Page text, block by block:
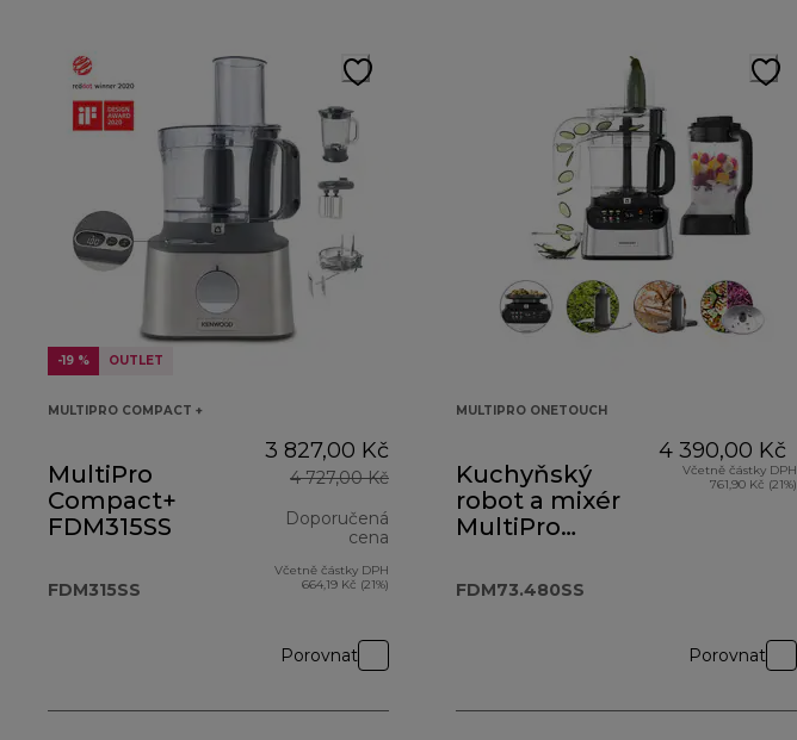
-19 % OUTLET
MULTIPRO COMPACT +
MultiPro
Compact+
FDM315SS
FDM315SS
3 827,00 Kč
4 727,00 Kč
Doporučená
cena
Včetně částky DPH
664,19 Kč (21%)
Porovnat
MULTIPRO ONETOUCH
Kuchyňský
robot a mixér
MultiPro
FDM73.480SS
FDM73.480SS
4 390,00 Kč
Včetně částky DPH
761,90 Kč (21%)
Porovnat